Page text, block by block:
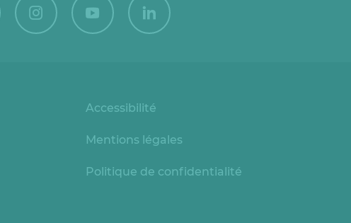
Accessibilité
Mentions légales
Politique de confidentialité